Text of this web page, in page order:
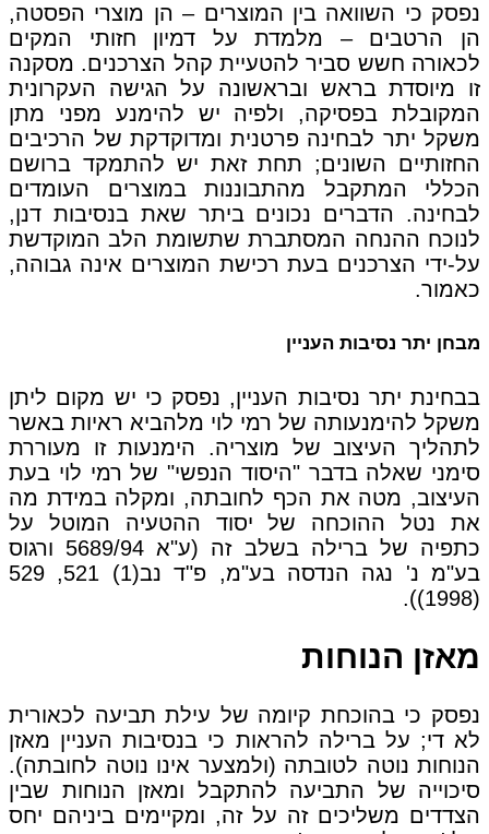
נפסק כי השוואה בין המוצרים – הן מוצרי הפסטה,
הן הרטבים – מלמדת על דמיון חזותי המקים
לכאורה חשש סביר להטעיית קהל הצרכנים. מסקנה
זו מיוסדת בראש ובראשונה על הגישה העקרונית
המקובלת בפסיקה, ולפיה יש להימנע מפני מתן
משקל יתר לבחינה פרטנית ומדוקדקת של הרכיבים
החזותיים השונים; תחת זאת יש להתמקד ברושם
הכללי המתקבל מהתבוננות במוצרים העומדים
לבחינה. הדברים נכונים ביתר שאת בנסיבות דנן,
לנוכח ההנחה המסתברת שתשומת הלב המוקדשת
על-ידי הצרכנים בעת רכישת המוצרים אינה גבוהה,
כאמור.
מבחן יתר נסיבות העניין
בבחינת יתר נסיבות העניין, נפסק כי יש מקום ליתן
משקל להימנעותה של רמי לוי מלהביא ראיות באשר
לתהליך העיצוב של מוצריה. הימנעות זו מעוררת
סימני שאלה בדבר "היסוד הנפשי" של רמי לוי בעת
העיצוב, מטה את הכף לחובתה, ומקלה במידת מה
את נטל ההוכחה של יסוד ההטעיה המוטל על
כתפיה של ברילה בשלב זה (ע"א 5689/94 ורגוס
בע"מ נ' נגה הנדסה בע"מ, פ"ד נב(1) 521, 529
(1998)).
מאזן הנוחות
נפסק כי בהוכחת קיומה של עילת תביעה לכאורית
לא די; על ברילה להראות כי בנסיבות העניין מאזן
הנוחות נוטה לטובתה (ולמצער אינו נוטה לחובתה).
סיכוייה של התביעה להתקבל ומאזן הנוחות שבין
הצדדים משליכים זה על זה, ומקיימים ביניהם יחס